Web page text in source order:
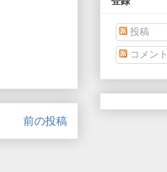
前の投稿
投稿
コメント